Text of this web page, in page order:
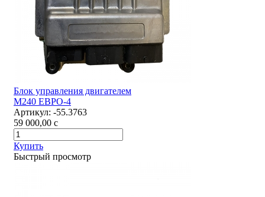
Блок управления двигателем
М240 ЕВРО-4
Артикул: -55.3763
59 000,00 c
Купить
Быстрый просмотр